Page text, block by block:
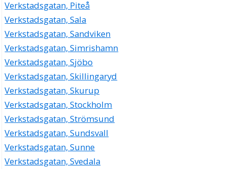
Verkstadsgatan, Piteå
Verkstadsgatan, Sala
Verkstadsgatan, Sandviken
Verkstadsgatan, Simrishamn
Verkstadsgatan, Sjöbo
Verkstadsgatan, Skillingaryd
Verkstadsgatan, Skurup
Verkstadsgatan, Stockholm
Verkstadsgatan, Strömsund
Verkstadsgatan, Sundsvall
Verkstadsgatan, Sunne
Verkstadsgatan, Svedala